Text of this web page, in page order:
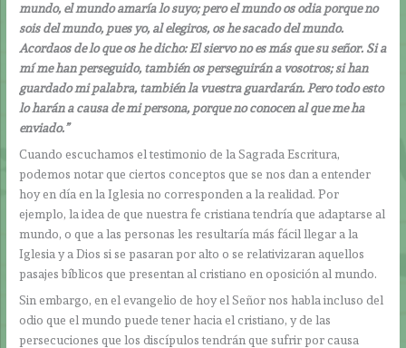
mundo, el mundo amaría lo suyo; pero el mundo os odia porque no
sois del mundo, pues yo, al elegiros, os he sacado del mundo.
Acordaos de lo que os he dicho: El siervo no es más que su señor. Si a
mí me han perseguido, también os perseguirán a vosotros; si han
guardado mi palabra, también la vuestra guardarán. Pero todo esto
lo harán a causa de mi persona, porque no conocen al que me ha
enviado.”
Cuando escuchamos el testimonio de la Sagrada Escritura,
podemos notar que ciertos conceptos que se nos dan a entender
hoy en día en la Iglesia no corresponden a la realidad. Por
ejemplo, la idea de que nuestra fe cristiana tendría que adaptarse al
mundo, o que a las personas les resultaría más fácil llegar a la
Iglesia y a Dios si se pasaran por alto o se relativizaran aquellos
pasajes bíblicos que presentan al cristiano en oposición al mundo.
Sin embargo, en el evangelio de hoy el Señor nos habla incluso del
odio que el mundo puede tener hacia el cristiano, y de las
persecuciones que los discípulos tendrán que sufrir por causa